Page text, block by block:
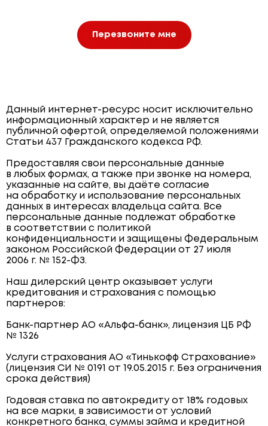
Перезвоните мне
Данный интернет-ресурс носит исключительно
информационный характер и не является
публичной офертой, определяемой положениями
Статьи 437 Гражданского кодекса РФ.
Предоставляя свои персональные данные
в любых формах, а также при звонке на номера,
указанные на сайте, вы даёте согласие
на обработку и использование персональных
данных в интересах владельца сайта. Все
персональные данные подлежат обработке
в соответствии с политикой
конфиденциальности и защищены Федеральным
законом Российской Федерации от 27 июля
2006 г. № 152-ФЗ.
Наш дилерский центр оказывает услуги
кредитования и страхования с помощью
партнеров:
Банк-партнер АО «Альфа-банк», лицензия ЦБ РФ
№ 1326
Услуги страхования АО «Тинькофф Страхование»
(лицензия СИ № 0191 от 19.05.2015 г. Без ограничения
срока действия)
Годовая ставка по автокредиту от 18% годовых
на все марки, в зависимости от условий
конкретного банка, суммы займа и кредитной